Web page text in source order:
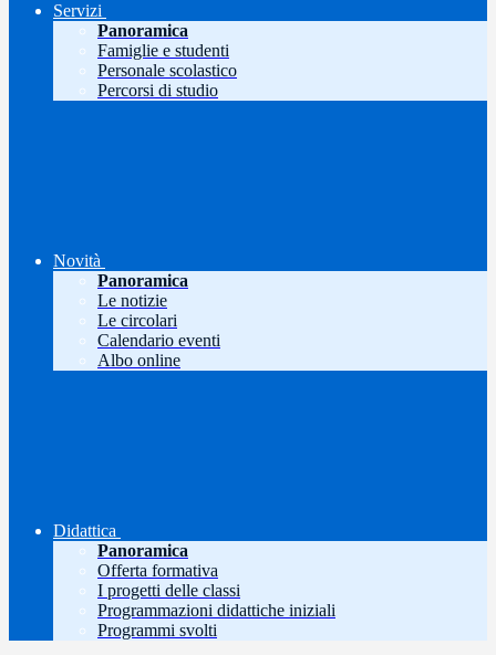
Servizi
Panoramica
Famiglie e studenti
Personale scolastico
Percorsi di studio
Novità
Panoramica
Le notizie
Le circolari
Calendario eventi
Albo online
Didattica
Panoramica
Offerta formativa
I progetti delle classi
Programmazioni didattiche iniziali
Programmi svolti